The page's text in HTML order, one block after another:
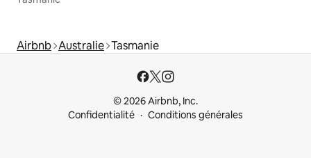
Airbnb Australie Tasmanie
© 2026 Airbnb, Inc.
Confidentialité
Conditions générales